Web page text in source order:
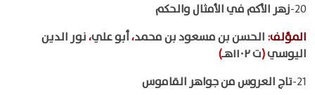
20- زهر الأكم في الأمثال والحكم
المؤلف: الحسن بن مسعود بن محمد،أبو علي،نور الدين
اليوسي(ت ١١٠٢هـ
)
21- تاج العروس من جواهر القاموس